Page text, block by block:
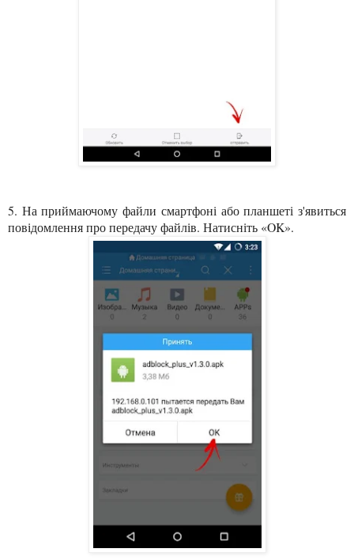
5. На приймаючому файли смартфоні або планшеті з'явиться
повідомлення про передачу файлів. Натисніть «OK».